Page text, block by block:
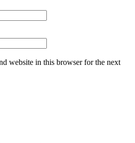
website in this browser for the next